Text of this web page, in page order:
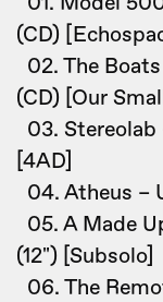
(CD)
02. The
(CD) [Our
03. Stereolab
[4AD]
04. Atheus –
05. A Made
(12") [Subsolo]
06. The